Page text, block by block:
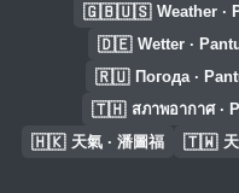
🇬🇧🇺🇸 Weather ·
🇩🇪 Wetter ·
🇷🇺 Погода ·
🇹🇭 สภาพอากาศ ·
🇭🇰 天氣 · 潘圖福 🇹🇼